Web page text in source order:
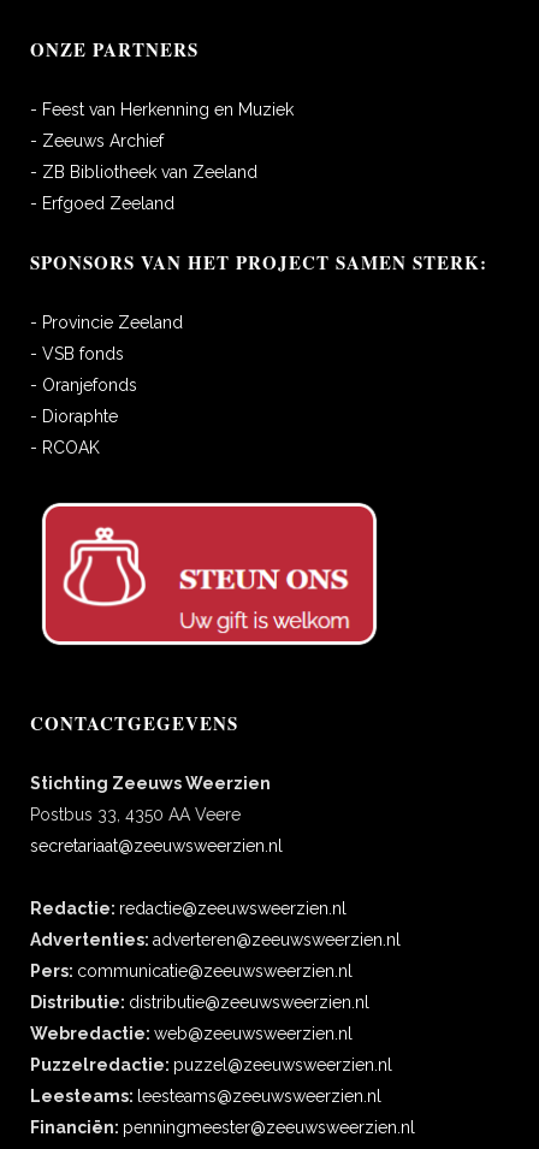
ONZE PARTNERS
- Feest van Herkenning en Muziek
- Zeeuws Archief
- ZB Bibliotheek van Zeeland
- Erfgoed Zeeland
SPONSORS VAN HET PROJECT SAMEN STERK:
- Provincie Zeeland
- VSB fonds
- Oranjefonds
- Dioraphte
- RCOAK
CONTACTGEGEVENS
Stichting Zeeuws Weerzien
Postbus 33, 4350 AA Veere
secretariaat@zeeuwsweerzien.nl
Redactie: redactie@zeeuwsweerzien.nl
Advertenties: adverteren@zeeuwsweerzien.nl
Pers: communicatie@zeeuwsweerzien.nl
Distributie: distributie@zeeuwsweerzien.nl
Webredactie: web@zeeuwsweerzien.nl
Puzzelredactie: puzzel@zeeuwsweerzien.nl
Leesteams: leesteams@zeeuwsweerzien.nl
Financiën: penningmeester@zeeuwsweerzien.nl